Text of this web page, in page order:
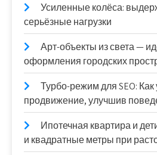
Усиленные колёса:
серьёзные нагрузки
Арт-объекты из света —
оформления городских
Турбо-режим для SEO: Как
продвижение, улучшив
Ипотечная квартира и
и квадратные метры при